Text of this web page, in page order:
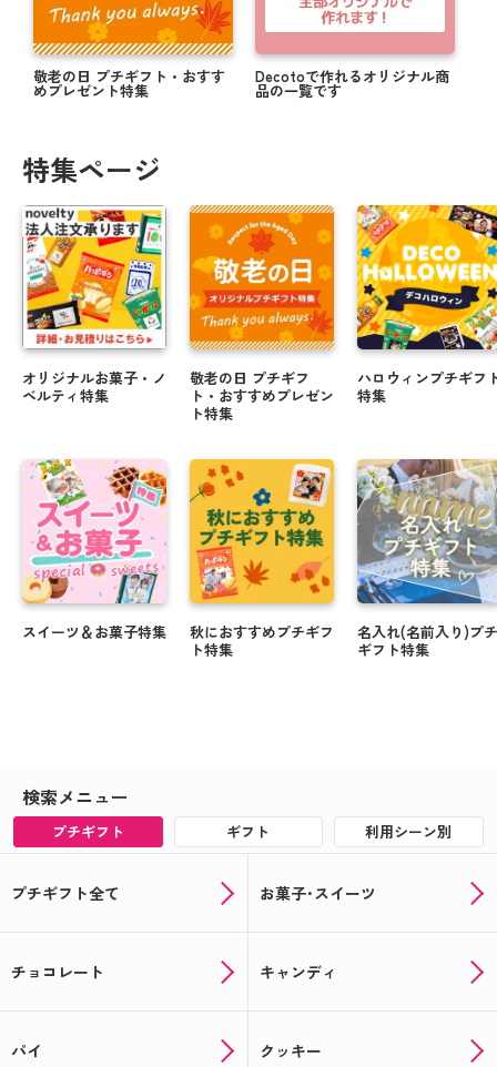
敬老の日 プチギフト・おすす
めプレゼント特集
Decotoで作れるオリジナル商
品の一覧です
特集ページ
オリジナルお菓子・ノ
ベルティ特集
スイーツ＆お菓子特集
敬老の日 プチギフ
ト・おすすめプレゼン
ト特集
秋におすすめプチギフ
ト特集
ハロウィンプチギフ
特集
名入れ(名前入り)プチ
ギフト特集
検索メニュー
プチギフト ギフト 利用シーン別
プチギフト全て お菓子･スイーツ
チョコレート キャンディ
パイ クッキー